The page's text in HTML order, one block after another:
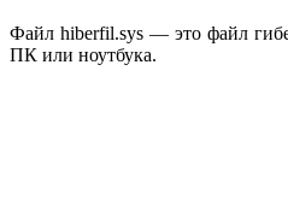
Файл hiberfil.sys — это файл
ПК или ноутбука.